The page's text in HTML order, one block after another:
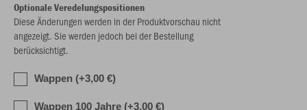
Optionale Veredelungspositionen
Diese Änderungen werden in der Produktvorschau nicht
angezeigt. Sie werden jedoch bei der Bestellung
berücksichtigt.
Wappen (+3,00 €)
Wappen 100 Jahre (+3,00 €)